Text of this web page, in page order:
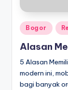
Posted
in
Bogor
Alasan
5 Alasan
modern ini,
bagi banyak